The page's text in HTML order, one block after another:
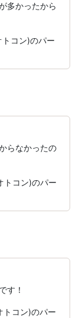
多かったから
コン)のパー
らなかったの
コン)のパー
す！
コン)のパー